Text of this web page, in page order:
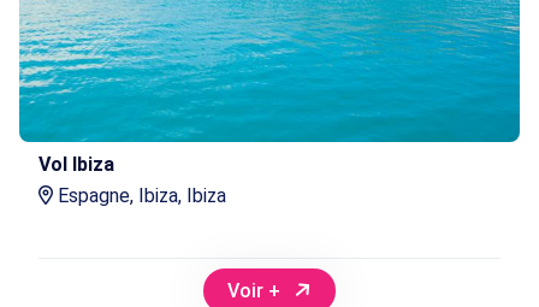
Vol Ibiza
Espagne, Ibiza, Ibiza
Voir +